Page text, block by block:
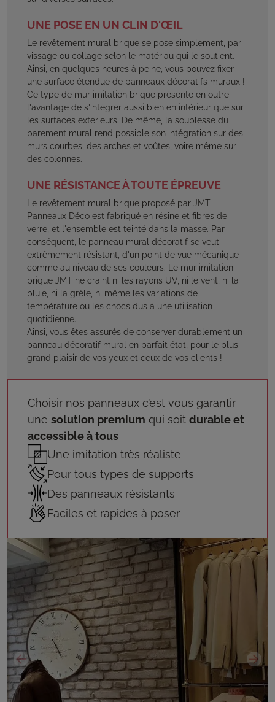
UNE POSE EN UN CLIN D'ŒIL
Le revêtement mural brique se pose simplement, par
vissage ou collage selon le matériau qui le soutient.
Ainsi, en quelques heures à peine, vous pouvez fixer
une surface étendue de panneaux décoratifs muraux !
Ce type de mur imitation brique présente en outre
l'avantage de s'intégrer aussi bien en intérieur que sur
les surfaces extérieurs. De même, la souplesse du
parement mural rend possible son intégration sur des
murs courbes, des arches et voûtes, voire même sur
des colonnes.
UNE RÉSISTANCE À TOUTE ÉPREUVE
Le revêtement mural brique proposé par JMT
Panneaux Déco est fabriqué en résine et fibres de
verre, et l'ensemble est teinté dans la masse. Par
conséquent, le panneau mural décoratif se veut
extrêmement résistant, d'un point de vue mécanique
comme au niveau de ses couleurs. Le mur imitation
brique JMT ne craint ni les rayons UV, ni le vent, ni la
pluie, ni la grêle, ni même les variations de
température ou les chocs dus à une utilisation
quotidienne.
Ainsi, vous êtes assurés de conserver durablement un
panneau décoratif mural en parfait état, pour le plus
grand plaisir de vos yeux et ceux de vos clients !
Choisir nos panneaux c’est vous garantir
une solution premium qui soit durable et
accessible à tous
Une imitation très réaliste
Pour tous types de supports
Des panneaux résistants
Faciles et rapides à poser